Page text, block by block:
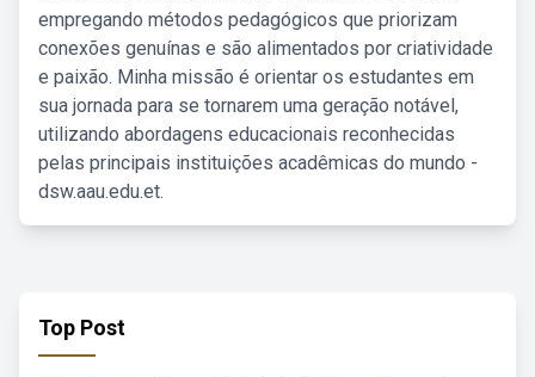
empregando métodos pedagógicos que priorizam
conexões genuínas e são alimentados por criatividade
e paixão. Minha missão é orientar os estudantes em
sua jornada para se tornarem uma geração notável,
utilizando abordagens educacionais reconhecidas
pelas principais instituições acadêmicas do mundo -
dsw.aau.edu.et.
Top Post